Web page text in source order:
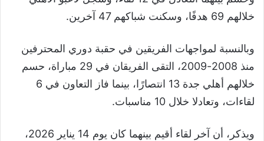
خلالهم 69 هدفًا، وسكنت شباكهم 47 آخرين.
وبالنسبة لمواجهات الفريقين في حقبة دوري المحترفين
منذ 2008-2009، التقى الفريقان في 29 مباراة، حسم
خلالهم أهلي جدة 13 انتصارًا، بينما فاز التعاون في 6
لقاءات، وتعادلا خلال 10 مناسبات.
ويذكر، أن آخر لقاء أقيم بينهما كان يوم 14 يناير 2026،